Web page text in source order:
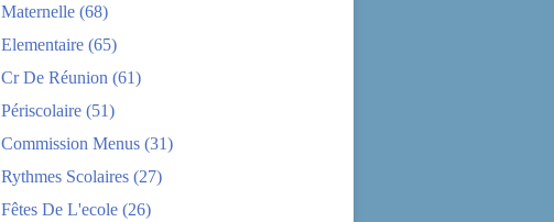
Maternelle (68)
Elementaire (65)
Cr De Réunion (61)
Périscolaire (51)
Commission Menus (31)
Rythmes Scolaires (27)
Fêtes De L'ecole (26)